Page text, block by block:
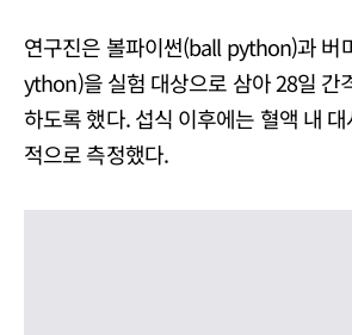
연구진은 볼파이썬(ball python)과 버
ython)을 실험 대상으로 삼아 28일 간
하도록 했다. 섭식 이후에는 혈액 내
적으로 측정했다.